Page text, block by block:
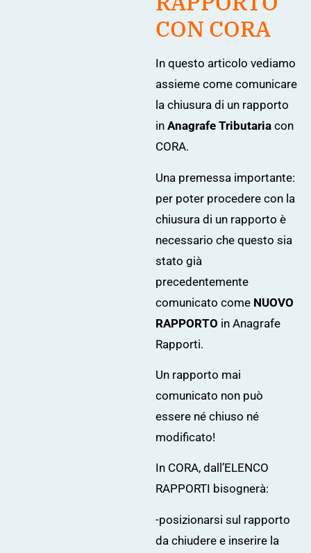
CON CORA
In questo articolo vediamo
assieme come comunicare
la chiusura di un rapporto
in Anagrafe Tributaria con
CORA.
Una premessa importante:
per poter procedere con la
chiusura di un rapporto è
necessario che questo sia
stato già
precedentemente
comunicato come NUOVO
RAPPORTO in Anagrafe
Rapporti.
Un rapporto mai
comunicato non può
essere né chiuso né
modificato!
In CORA, dall’ELENCO
RAPPORTI bisognerà:
-posizionarsi sul rapporto
da chiudere e inserire la